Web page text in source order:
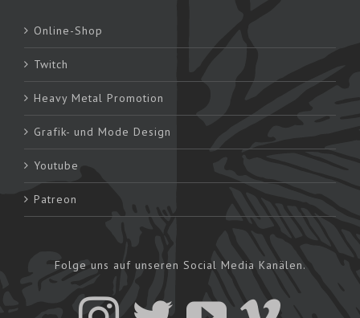
Online-Shop
Twitch
Heavy Metal Promotion
Grafik- und Mode Design
Youtube
Patreon
Folge uns auf unseren Social Media Kanälen.